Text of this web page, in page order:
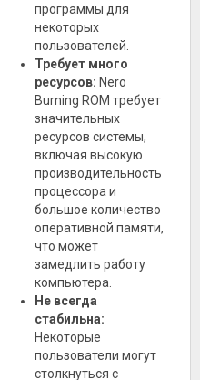
программы для
некоторых
пользователей.
Требует много
ресурсов: Nero
Burning ROM требует
значительных
ресурсов системы,
включая высокую
производительность
процессора и
большое количество
оперативной памяти,
что может
замедлить работу
компьютера.
Не всегда
стабильна:
Некоторые
пользователи могут
столкнуться с